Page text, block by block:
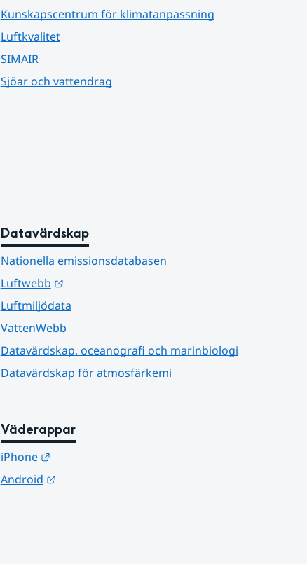
Kunskapscentrum för klimatanpassning
Luftkvalitet
SIMAIR
Sjöar och vattendrag
Datavärdskap
Nationella emissionsdatabasen
Luftwebb
Länk till annan webbplats.
Luftmiljödata
VattenWebb
Datavärdskap, oceanografi och marinbiologi
Datavärdskap för atmosfärkemi
Väderappar
iPhone
Länk till annan webbplats.
Android
Länk till annan webbplats.